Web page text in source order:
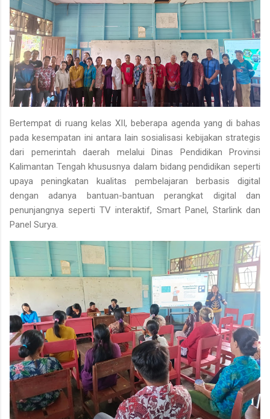
Bertempat di ruang kelas XII, beberapa agenda yang di bahas
pada kesempatan ini antara lain sosialisasi kebijakan strategis
dari pemerintah daerah melalui Dinas Pendidikan Provinsi
Kalimantan Tengah khususnya dalam bidang pendidikan seperti
upaya peningkatan kualitas pembelajaran berbasis digital
dengan adanya bantuan-bantuan perangkat digital dan
penunjangnya seperti TV interaktif, Smart Panel, Starlink dan
Panel Surya.